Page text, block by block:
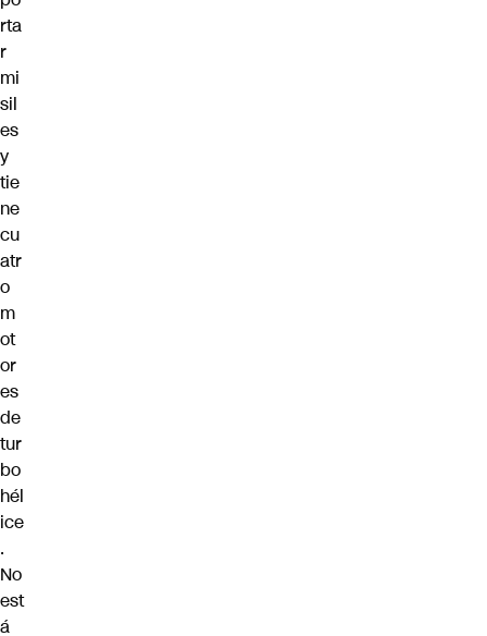
rta
r
mi
sil
es
y
tie
ne
cu
atr
o
m
ot
or
es
de
tur
bo
hél
ice
.
No
est
á